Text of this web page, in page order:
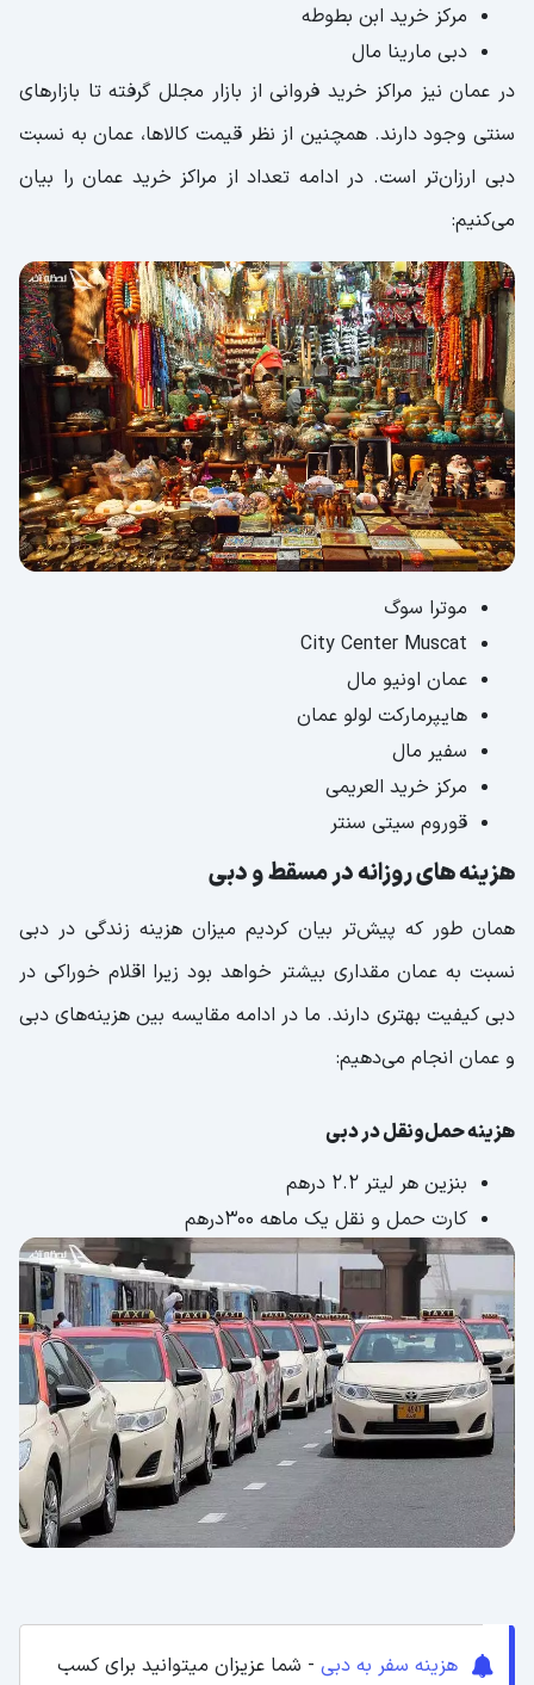
مرکز خرید ابن بطوطه
دبی مارینا مال
در عمان نیز مراکز خرید فروانی از بازار مجلل گرفته تا بازارهای
سنتی وجود دارند. همچنین از نظر قیمت کالاها، عمان به نسبت
دبی ارزان‌تر است. در ادامه تعداد از مراکز خرید عمان را بیان
می‌کنیم:
موترا سوگ
City Center Muscat
عمان اونیو مال
هایپرمارکت لولو عمان
سفیر مال
مرکز خرید العریمی
قوروم سیتی سنتر
هزینه های روزانه در مسقط و دبی
همان طور که پیش‌تر بیان کردیم میزان هزینه زندگی در دبی
نسبت به عمان مقداری بیشتر خواهد بود زیرا اقلام خوراکی در
دبی کیفیت بهتری دارند. ما در ادامه مقایسه بین هزینه‌های دبی
و عمان انجام می‌دهیم:
هزینه حمل‌ونقل در دبی
بنزین هر لیتر ۲.۲ درهم
کارت حمل و نقل یک ماهه ۳۰۰درهم
هزینه سفر به دبی - شما عزیزان میتوانید برای کسب